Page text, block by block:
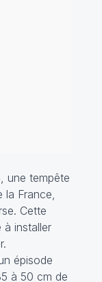
une tempête
France,
Cette
installer
épisode
à 50 cm de